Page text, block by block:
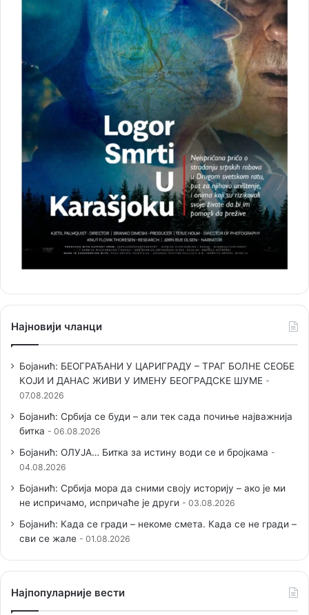
Најновији чланци
Бојанић: БЕОГРАЂАНИ У ЦАРИГРАДУ – ТРАГ БОЛНЕ СЕОБЕ
КОЈИ И ДАНАС ЖИВИ У ИМЕНУ БЕОГРАДСКЕ ШУМЕ
07.08.2026
Бојанић: Србија се буди – али тек сада почиње најважнија
битка
06.08.2026
Бојанић: ОЛУЈА… Битка за истину води се и бројкама
04.08.2026
Бојанић: Србија мора да сними своју историју – ако је ми
не испричамо, испричаће је други
03.08.2026
Бојанић: Када се гради – некоме смета. Када се не гради –
сви се жале
01.08.2026
Наjпопуларније вести